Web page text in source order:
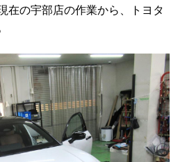
在の宇部店の作業から、トヨタ